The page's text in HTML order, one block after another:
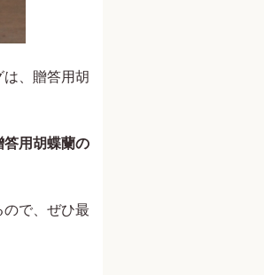
、贈答用胡
答用胡蝶蘭の
で、ぜひ最